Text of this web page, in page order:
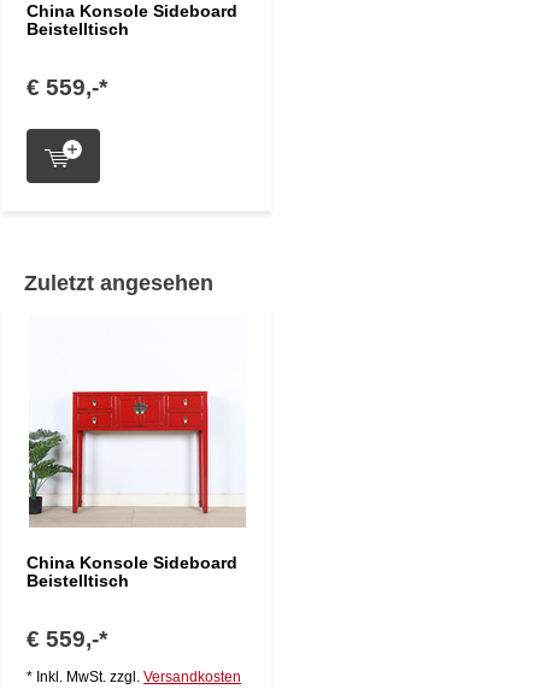
China Konsole Sideboard
Beistelltisch
€ 559,-*
Zuletzt angesehen
China Konsole Sideboard
Beistelltisch
€ 559,-*
* Inkl. MwSt. zzgl. Versandkosten